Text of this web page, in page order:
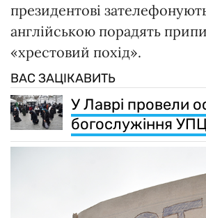
президентові
англійською порадять
«хрестовий похід».
ВАС ЗАЦІКАВИТЬ
У Лаврі провели
богослужіння